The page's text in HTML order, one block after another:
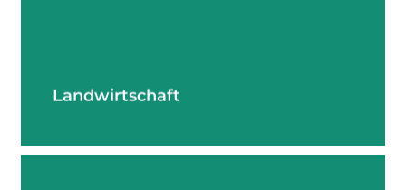
Landwirtschaft